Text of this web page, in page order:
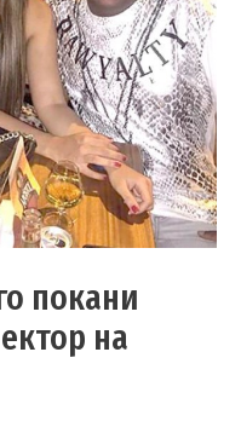
покани
на